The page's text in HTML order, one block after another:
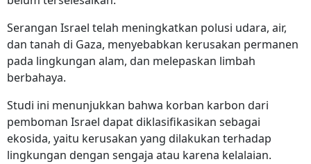
Serangan Israel telah meningkatkan polusi udara, air,
dan tanah di Gaza, menyebabkan kerusakan permanen
pada lingkungan alam, dan melepaskan limbah
berbahaya.
Studi ini menunjukkan bahwa korban karbon dari
pemboman Israel dapat diklasifikasikan sebagai
ekosida, yaitu kerusakan yang dilakukan terhadap
lingkungan dengan sengaja atau karena kelalaian.